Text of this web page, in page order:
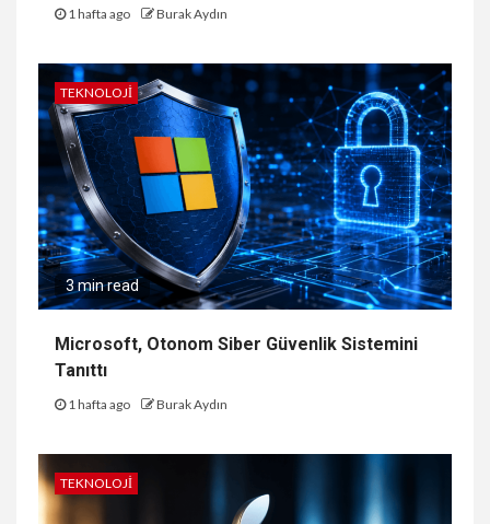
1 hafta ago Burak Aydın
TEKNOLOJI
3 min read
Microsoft, Otonom Siber Güvenlik Sistemini
Tanıttı
1 hafta ago Burak Aydın
TEKNOLOJI